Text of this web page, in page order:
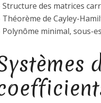
Structure des matrices
Théorème de Cayley-
Polynôme minimal, sous-